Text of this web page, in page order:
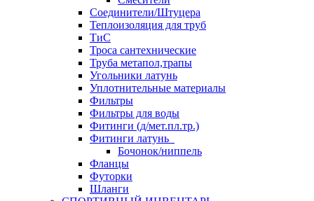
Соединители/Штуцера
Теплоизоляция для труб
ТиС
Троса сантехнические
Труба метапол,трапы
Угольники латунь
Уплотнительные материалы
Фильтры
Фильтры для воды
Фитинги (д/мет.пл.тр.)
Фитинги латунь
Бочонок/ниппель
Фланцы
Футорки
Шланги